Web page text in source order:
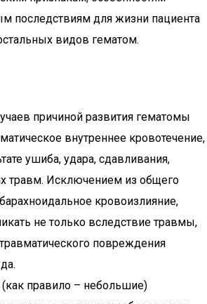
последствиям для жизни пациента
видов гематом.
причиной развития гематомы
внутреннее кровотечение,
ушиба, удара, сдавливания,
травм. Исключением из общего
кровоизлияние,
не только вследствие травмы,
повреждения
правило – небольшие)